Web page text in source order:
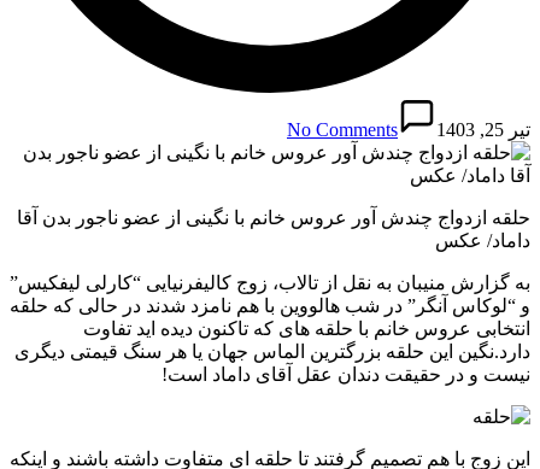
تیر 25, 1403 No Comments
حلقه ازدواج چندش آور عروس خانم با نگینی از عضو ناجور بدن آقا
داماد/ عکس
به گزارش منیبان به نقل از تالاب، زوج کالیفرنیایی “کارلی لیفکیس”
و “لوکاس آنگر” در شب هالووین با هم نامزد شدند در حالی که حلقه
انتخابی عروس خانم با حلقه های که تاکنون دیده اید تفاوت
دارد.نگین این حلقه بزرگترین الماس جهان یا هر سنگ قیمتی دیگری
نیست و در حقیقت دندان عقل آقای داماد است!
این زوج با هم تصمیم گرفتند تا حلقه ای متفاوت داشته باشند و اینکه